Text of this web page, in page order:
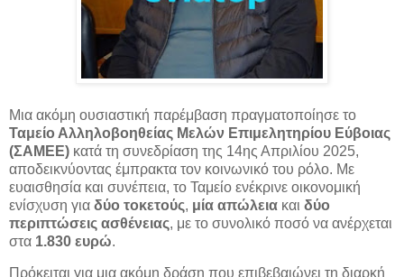
Μια ακόμη ουσιαστική παρέμβαση πραγματοποίησε το
Ταμείο Αλληλοβοηθείας Μελών Επιμελητηρίου Εύβοιας
(ΣΑΜΕΕ) κατά τη συνεδρίαση της 14ης Απριλίου 2025,
αποδεικνύοντας έμπρακτα τον κοινωνικό του ρόλο. Με
ευαισθησία και συνέπεια, το Ταμείο ενέκρινε οικονομική
ενίσχυση για δύο τοκετούς, μία απώλεια και δύο
περιπτώσεις ασθένειας, με το συνολικό ποσό να ανέρχεται
στα 1.830 ευρώ.
Πρόκειται για μια ακόμη δράση που επιβεβαιώνει τη διαρκή